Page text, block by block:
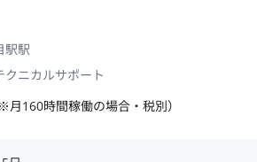
駅駅
ニカルサポート
月160時間稼働の場合・税別）